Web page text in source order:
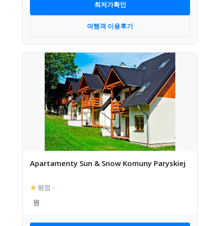
최저가확인
여행객 이용후기
Apartamenty Sun & Snow Komuny Paryskiej
★ 평점 –